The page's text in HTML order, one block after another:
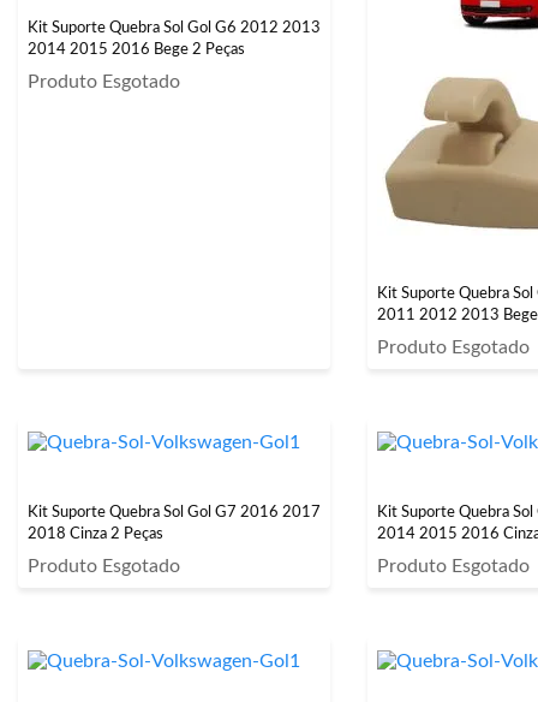
Kit Suporte Quebra Sol Gol G6 2012 2013
2014 2015 2016 Bege 2 Peças
Produto Esgotado
Kit Suporte Quebra
2011 2012 2013 Bege
Produto Esgotado
Kit Suporte Quebra Sol Gol G7 2016 2017
2018 Cinza 2 Peças
Produto Esgotado
Kit Suporte Quebra
2014 2015 2016
Produto Esgotado